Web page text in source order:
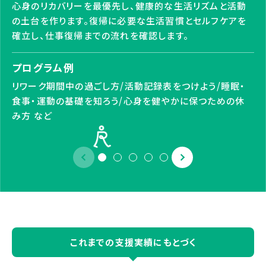
心身のリカバリーを最優先し、健康的な生活リズムと活動
の土台を作ります。復帰に必要な生活習慣とセルフケアを
確立し、仕事復帰までの流れを確認します。
プログラム例
リワーク期間中の過ごし方/活動記録表をつけよう/睡眠・
食事・運動の基礎を知ろう/心身を健やかに保つための休
み方 など
これまでの支援実績にもとづく